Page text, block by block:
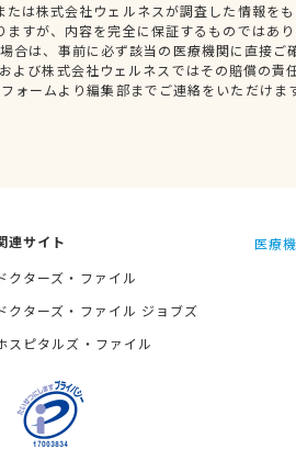
は株式会社ウェルネスが調査した情報を
すが、内容を完全に保証するものではあ
合は、事前に必ず該当の医療機関に直接ご
よび株式会社ウェルネスではその賠償の責
ォームより編集部までご連絡をいただけま
連サイト
クターズ・ファイル
クターズ・ファイル ジョブズ
スピタルズ・ファイル
医療